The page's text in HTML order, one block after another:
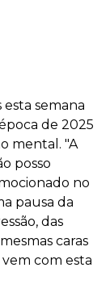
semana
de 2025
mental. "A
posso
no
pausa da
das
caras
com esta